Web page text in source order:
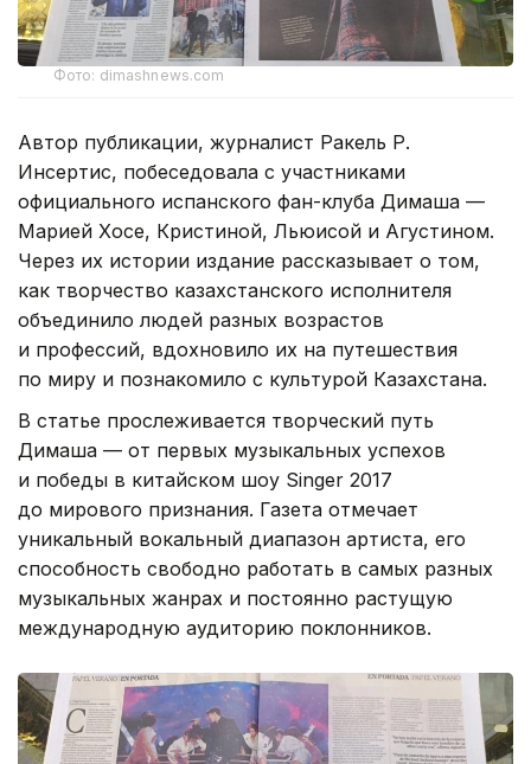
Фото: dimashnews.com
Автор публикации, журналист Ракель Р.
Инсертис, побеседовала с участниками
официального испанского фан-клуба Димаша —
Марией Хосе, Кристиной, Льюисой и Агустином.
Через их истории издание рассказывает о том,
как творчество казахстанского исполнителя
объединило людей разных возрастов
и профессий, вдохновило их на путешествия
по миру и познакомило с культурой Казахстана.
В статье прослеживается творческий путь
Димаша — от первых музыкальных успехов
и победы в китайском шоу Singer 2017
до мирового признания. Газета отмечает
уникальный вокальный диапазон артиста, его
способность свободно работать в самых разных
музыкальных жанрах и постоянно растущую
международную аудиторию поклонников.